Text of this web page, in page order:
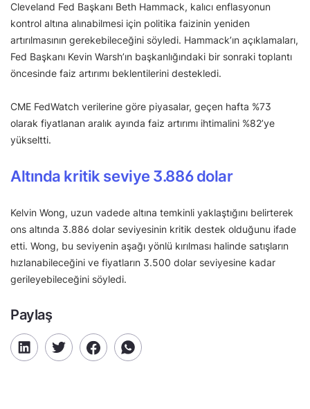
Cleveland Fed Başkanı Beth Hammack, kalıcı enflasyonun
kontrol altına alınabilmesi için politika faizinin yeniden
artırılmasının gerekebileceğini söyledi. Hammack’ın açıklamaları,
Fed Başkanı Kevin Warsh’ın başkanlığındaki bir sonraki toplantı
öncesinde faiz artırımı beklentilerini destekledi.
CME FedWatch verilerine göre piyasalar, geçen hafta %73
olarak fiyatlanan aralık ayında faiz artırımı ihtimalini %82’ye
yükseltti.
Altında kritik seviye 3.886 dolar
Kelvin Wong, uzun vadede altına temkinli yaklaştığını belirterek
ons altında 3.886 dolar seviyesinin kritik destek olduğunu ifade
etti. Wong, bu seviyenin aşağı yönlü kırılması halinde satışların
hızlanabileceğini ve fiyatların 3.500 dolar seviyesine kadar
gerileyebileceğini söyledi.
Paylaş